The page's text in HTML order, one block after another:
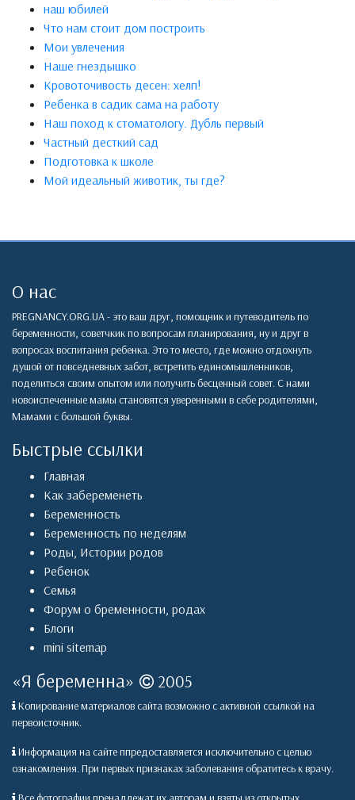
наш юбилей
Что нам стоит дом построить
Мои увлечения
Наше гнездышко
Кровоточивость десен: хелп!
Ребенка в садик сама на работу
Наш поход к стоматологу. Дубль первый
Частный десткий сад
Подготовка к школе
Мой идеальный животик, ты где?
О нас
PREGNANCY.ORG.UA - это ваш друг, помощник и путеводитель по
беременности, советчкик по вопросам планирования, ну и друг в
вопросах воспитания ребенка. Это то место, где можно отдохнуть
душой от повседневных забот, встретить единомышленников,
поделиться своим опытом или получить бесценный совет. С нами
новоиспеченные мамы становятся уверенными в себе родителями,
Мамами с большой буквы.
Быстрые ссылки
Главная
Как забеременеть
Беременность
Беременность по неделям
Роды, Истории родов
Ребенок
Семья
Форум о бременности, родах
Блоги
mini sitemap
«Я беременна» 2005
Копирование материалов сайта возможно с активной ссылкой на
первоисточник.
Информация на сайте ппредоставляется исключительно с целью
ознакомления. При первых признаках заболевания обратитесь к врачу.